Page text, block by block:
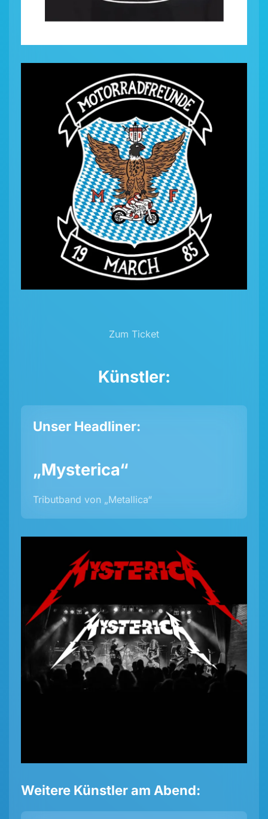
Zum Ticket
Künstler:
Unser Headliner:
„Mysterica“
Tributband von „Metallica“
Weitere Künstler am Abend: